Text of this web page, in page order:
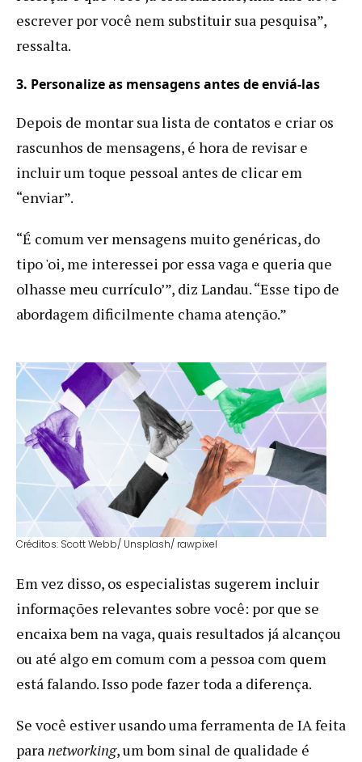
escrever por você nem substituir sua pesquisa”,
ressalta.
3. Personalize as mensagens antes de enviá-las
Depois de montar sua lista de contatos e criar os
rascunhos de mensagens, é hora de revisar e
incluir um toque pessoal antes de clicar em
“enviar”.
“É comum ver mensagens muito genéricas, do
tipo 'oi, me interessei por essa vaga e queria que
olhasse meu currículo’”, diz Landau. “Esse tipo de
abordagem dificilmente chama atenção.”
Créditos: Scott Webb/ Unsplash/ rawpixel
Em vez disso, os especialistas sugerem incluir
informações relevantes sobre você: por que se
encaixa bem na vaga, quais resultados já alcançou
ou até algo em comum com a pessoa com quem
está falando. Isso pode fazer toda a diferença.
Se você estiver usando uma ferramenta de IA feita
paranetworking, um bom sinal de qualidade é